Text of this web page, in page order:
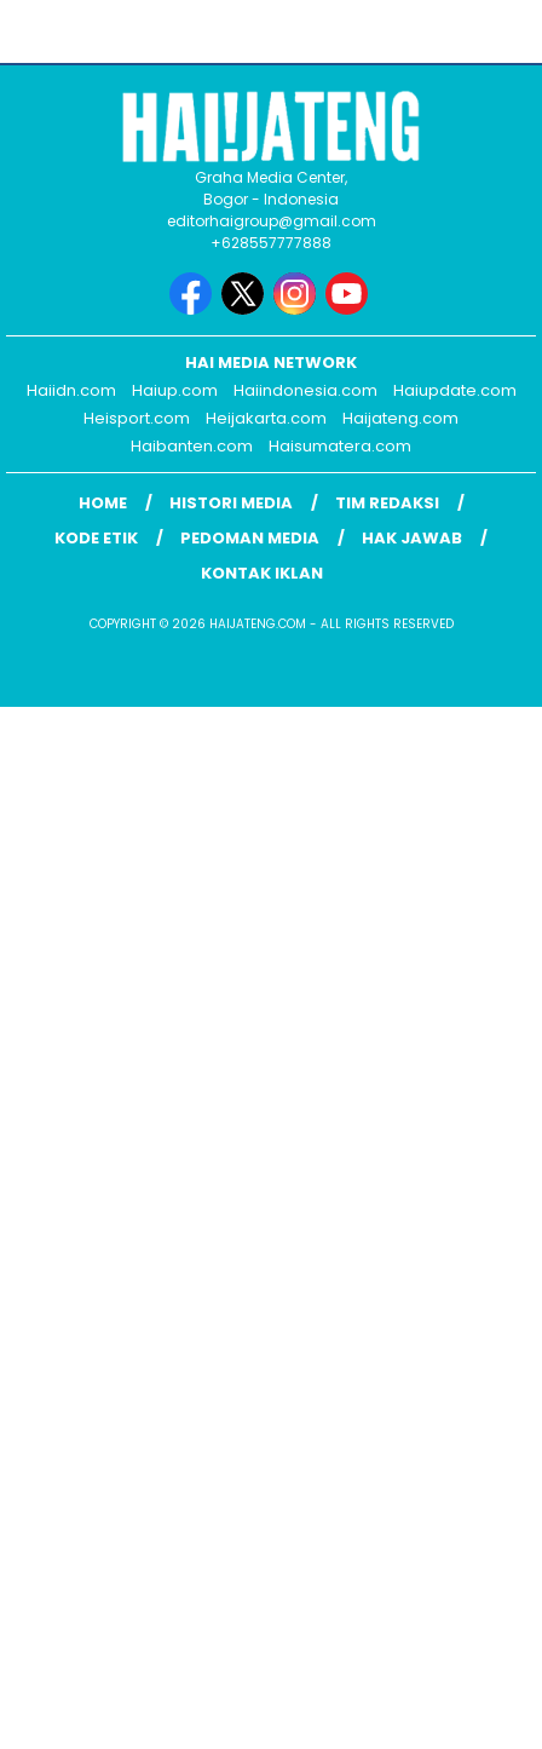
Graha Media Center,
Bogor - Indonesia
editorhaigroup@gmail.com
+628557777888
HAI MEDIA NETWORK
Haiidn.com
Haiup.com Haiindonesia.com
Haiupdate.com
Heisport.com
Heijakarta.com
Haijateng.com
Haibanten.com
Haisumatera.com
HOME HISTORI MEDIA
TIM REDAKSI
KODE ETIK
PEDOMAN MEDIA
HAK JAWAB
KONTAK IKLAN
COPYRIGHT © 2026 HAIJATENG.COM - ALL RIGHTS RESERVED